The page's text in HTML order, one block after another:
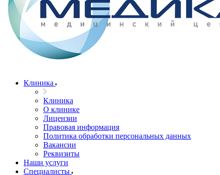
Клиника
Клиника
О клинике
Лицензии
Правовая информация
Политика обработки персональных данных
Вакансии
Реквизиты
Наши услуги
Специалисты